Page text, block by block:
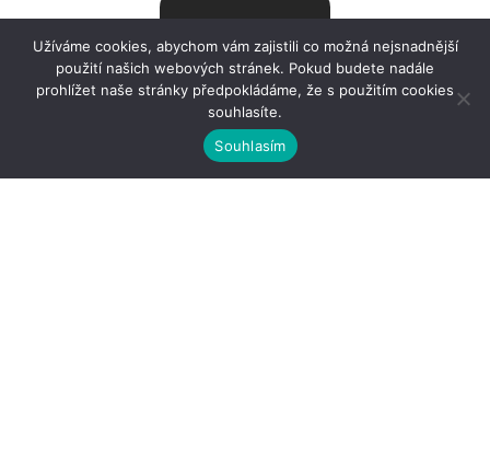
Užíváme cookies, abychom vám zajistili co možná nejsnadnější
použití našich webových stránek. Pokud budete nadále
prohlížet naše stránky předpokládáme, že s použitím cookies
souhlasíte.
Souhlasím